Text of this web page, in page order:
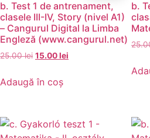
b. Test 1 de antrenament,
clasele III-IV, Story (nivel A1)
– Cangurul Digital la Limba
Engleză (www.cangurul.net)
25.00lei 15.00lei
Adaugă în coș
b.